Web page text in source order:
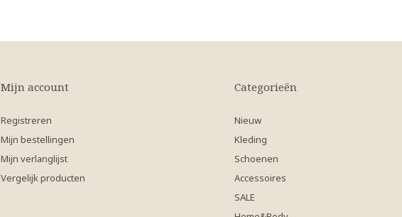
Mijn account
Registreren
Mijn bestellingen
Mijn verlanglijst
Vergelijk producten
Categorieën
Nieuw
Kleding
Schoenen
Accessoires
SALE